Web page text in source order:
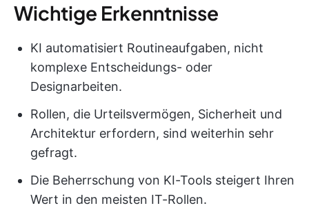
Wichtige Erkenntnisse
KI automatisiert Routineaufgaben, nicht
komplexe Entscheidungs- oder
Designarbeiten.
Rollen, die Urteilsvermögen, Sicherheit und
Architektur erfordern, sind weiterhin sehr
gefragt.
Die Beherrschung von KI-Tools steigert Ihren
Wert in den meisten IT-Rollen.